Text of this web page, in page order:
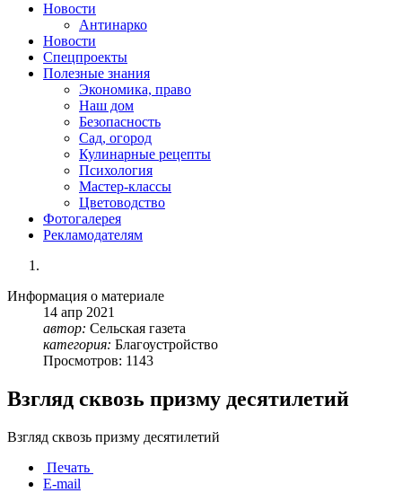
Новости
Антинарко
Новости
Спецпроекты
Полезные знания
Экономика, право
Наш дом
Безопасность
Сад, огород
Кулинарные рецепты
Психология
Мастер-классы
Цветоводство
Фотогалерея
Рекламодателям
Информация о материале
14 апр 2021
автор: Сельская газета
категория: Благоустройство
Просмотров: 1143
Взгляд сквозь призму десятилетий
Взгляд сквозь призму десятилетий
Печать
E-mail